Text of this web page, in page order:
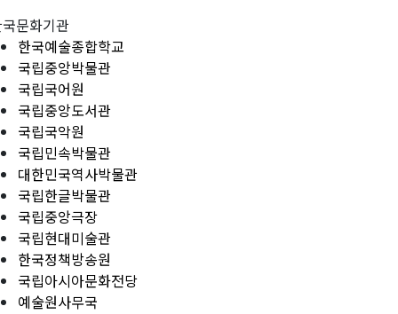
문화기관
한국예술종합학교
국립중앙박물관
국립국어원
국립중앙도서관
국립국악원
국립민속박물관
대한민국역사박물관
국립한글박물관
국립중앙극장
국립현대미술관
한국정책방송원
국립아시아문화전당
예술원사무국